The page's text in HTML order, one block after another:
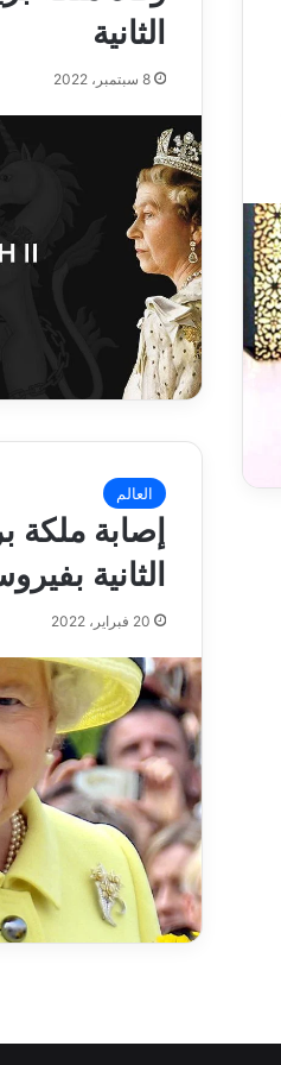
الثانية
8 سبتمبر، 2022
العالم
إصابة ملكة
الثانية
20 فبراير، 2022